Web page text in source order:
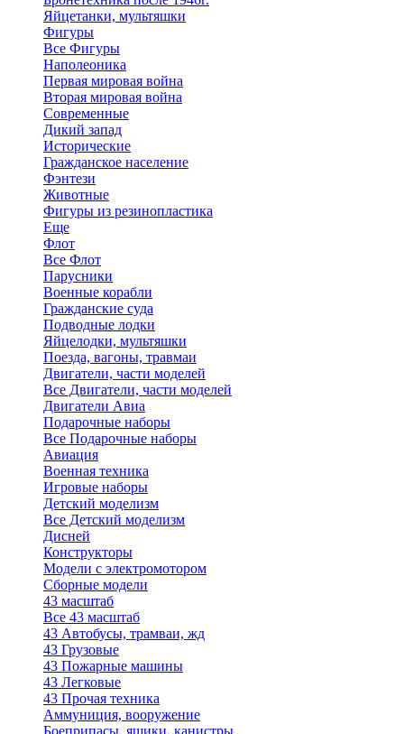
Яйцетанки, мультяшки
Фигуры
Все Фигуры
Наполеоника
Первая мировая война
Вторая мировая война
Современные
Дикий запад
Исторические
Гражданское население
Фэнтези
Животные
Фигуры из резинопластика
Еще
Флот
Все Флот
Парусники
Военные корабли
Гражданские суда
Подводные лодки
Яйцелодки, мультяшки
Поезда, вагоны, травмаи
Двигатели, части моделей
Все Двигатели, части моделей
Двигатели Авиа
Подарочные наборы
Все Подарочные наборы
Авиация
Военная техника
Игровые наборы
Детский моделизм
Все Детский моделизм
Дисней
Конструкторы
Модели с электромотором
Сборные модели
43 масштаб
Все 43 масштаб
43 Автобусы, трамваи, жд
43 Грузовые
43 Пожарные машины
43 Легковые
43 Прочая техника
Аммуниция, вооружение
Боеприпасы, ящики, канистры